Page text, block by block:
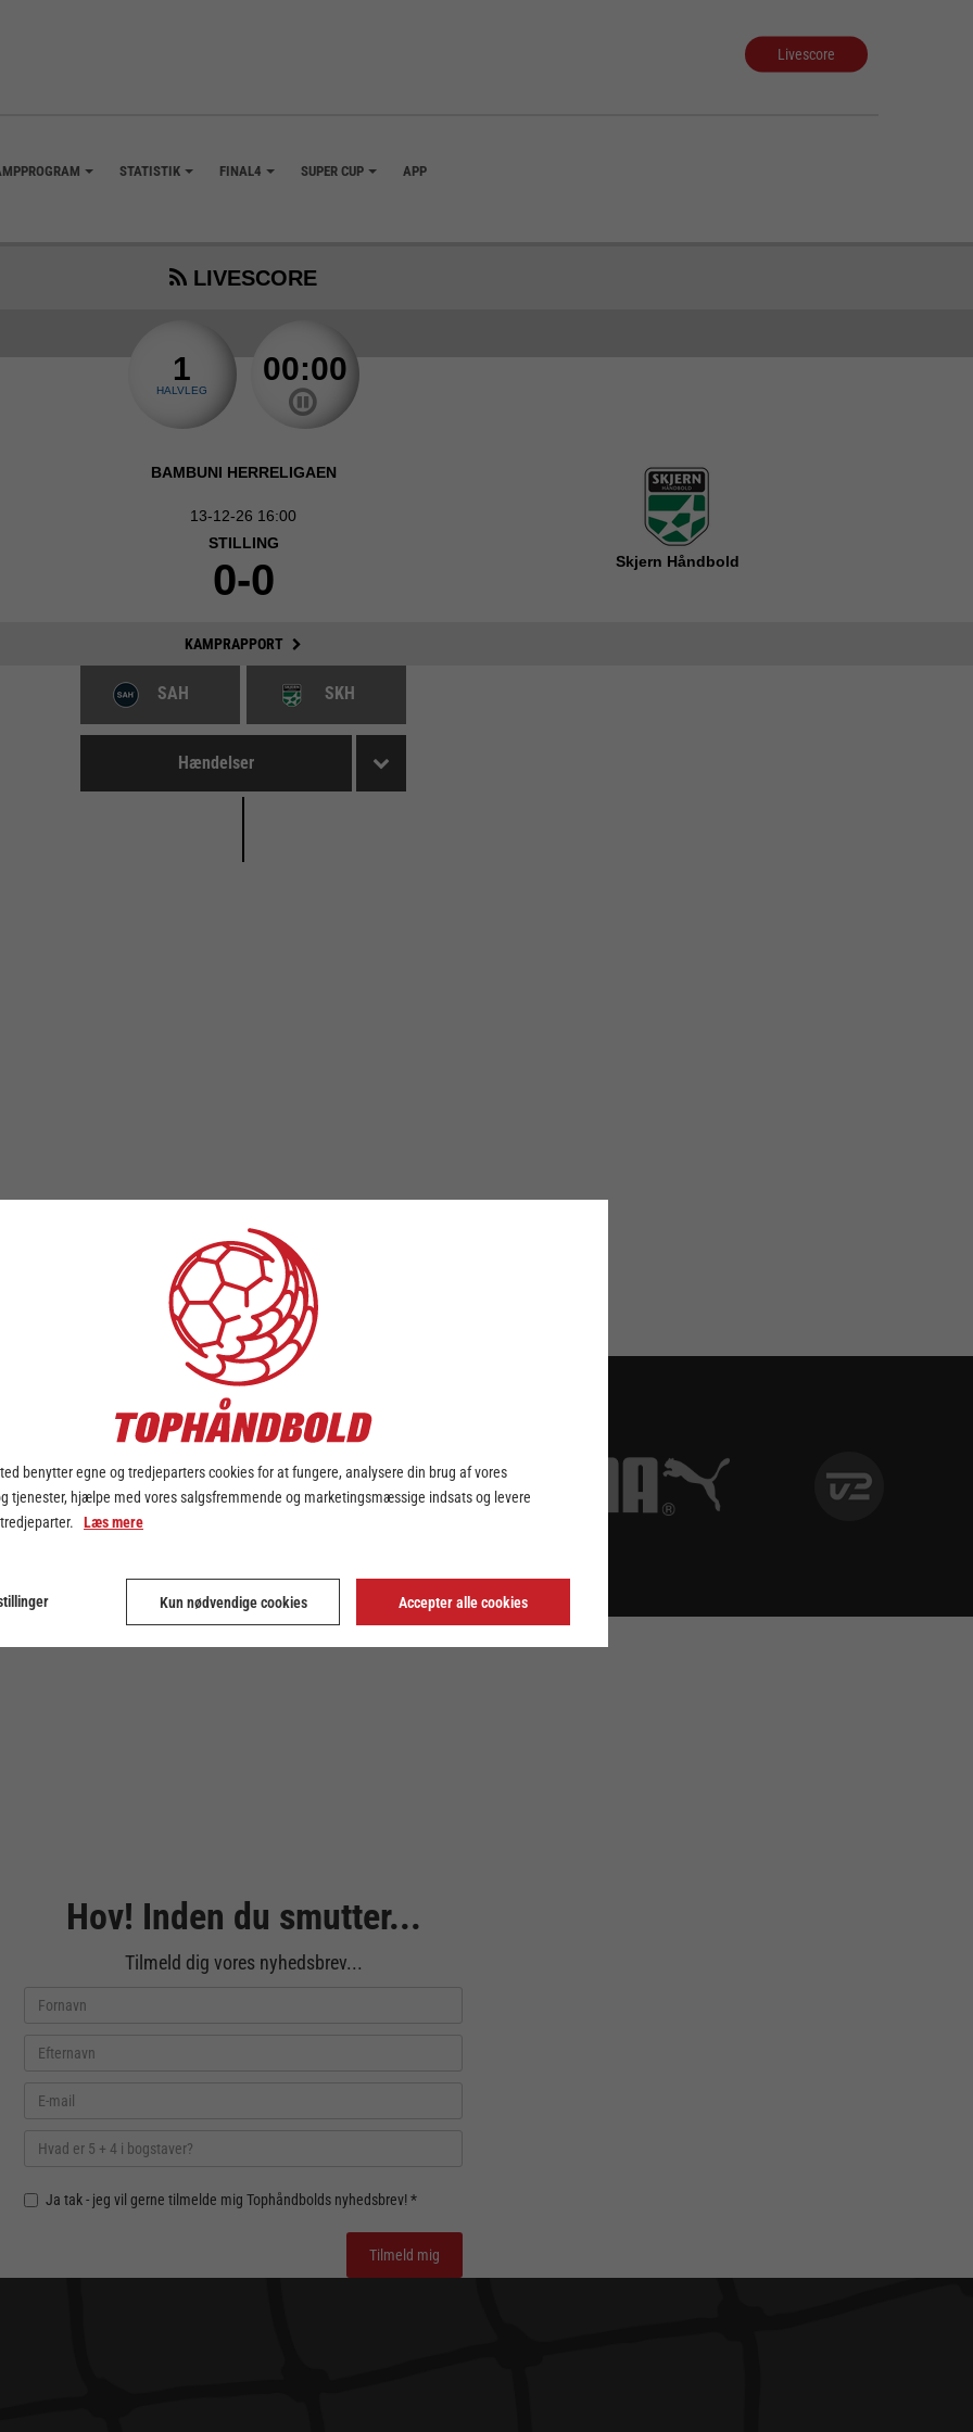
Livescore
STATISTIK FINAL4 SUPER CUP APP
LIVESCORE
1
HALVLEG
00:00
BAMBUNI HERRELIGAEN
13-12-26 16:00
STILLING
0-0 Skjern Håndbold
KAMPRAPPORT
SAH SKH
Hændelser
Hov! Inden du smutter...
Tilmeld dig vores nyhedsbrev...
Ja tak - jeg vil gerne tilmelde mig Tophåndbolds nyhedsbrev! *
benytter egne og tredjeparters cookies for at fungere, analysere din brug af vores
tjenester, hjælpe med vores salgsfremmende og marketingsmæssige indsats og levere
Læs mere
Kun nødvendige cookies Accepter alle cookies